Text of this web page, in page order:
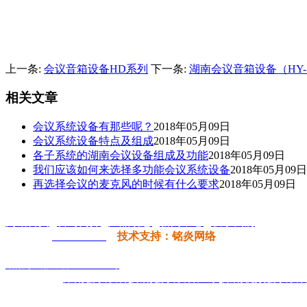
上一条: 会议音箱设备HD系列 下一条: 湖南会议音箱设备（HY-
相关文章
会议系统设备有那些呢？ 2018年05月09日
会议系统设备特点及组成2018年05月09日
各子系统的湖南会议设备组成及功能2018年05月09日
我们应该如何来选择多功能会议系统设备2018年05月09日
再选择会议的麦克风的时候有什么要求2018年05月09日
技术支持：铭炎网络